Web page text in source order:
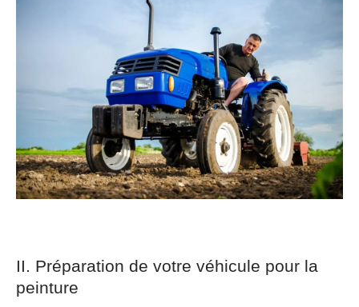
II. Préparation de votre véhicule pour la
peinture